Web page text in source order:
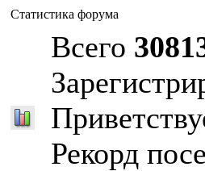
Статистика форума
Всего
Рекорд